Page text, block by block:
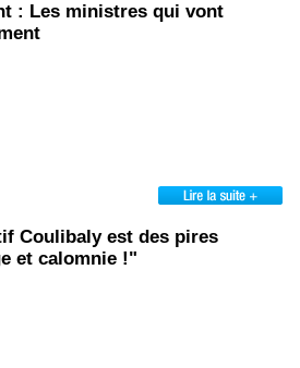
: Les ministres qui vont
Coulibaly est des pires
et calomnie !"